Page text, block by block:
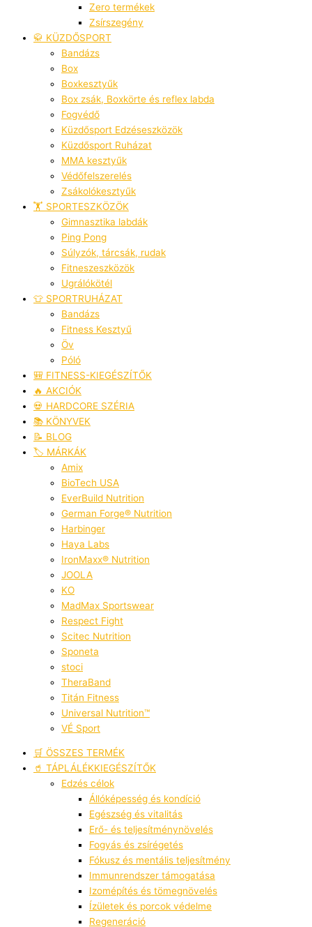
Zero termékek
Zsírszegény
🥋 KÜZDŐSPORT
Bandázs
Box
Boxkesztyűk
Box zsák, Boxkörte és reflex labda
Fogvédő
Küzdősport Edzéseszközök
Küzdősport Ruházat
MMA kesztyűk
Védőfelszerelés
Zsákolókesztyűk
🏋️ SPORTESZKÖZÖK
Gimnasztika labdák
Ping Pong
Súlyzók, tárcsák, rudak
Fitneszeszközök
Ugrálókötél
👕 SPORTRUHÁZAT
Bandázs
Fitness Kesztyű
Öv
Póló
🎒 FITNESS-KIEGÉSZÍTŐK
🔥 AKCIÓK
💀 HARDCORE SZÉRIA
📚 KÖNYVEK
📝 BLOG
🏷️ MÁRKÁK
Amix
BioTech USA
EverBuild Nutrition
German Forge® Nutrition
Harbinger
Haya Labs
IronMaxx® Nutrition
JOOLA
KO
MadMax Sportswear
Respect Fight
Scitec Nutrition
Sponeta
stoci
TheraBand
Titán Fitness
Universal Nutrition™
VÉ Sport
🛒 ÖSSZES TERMÉK
🥤 TÁPLÁLÉKKIEGÉSZÍTŐK
Edzés célok
Állóképesség és kondíció
Egészség és vitalitás
Erő- és teljesítménynövelés
Fogyás és zsírégetés
Fókusz és mentális teljesítmény
Immunrendszer támogatása
Izomépítés és tömegnövelés
Ízületek és porcok védelme
Regeneráció